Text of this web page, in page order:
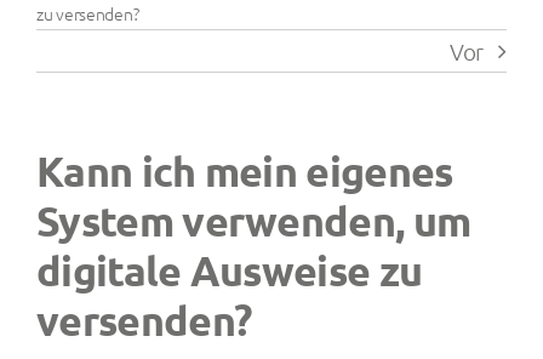
Kontakt
zu versenden?
Vor
Kann ich mein eigenes
System verwenden, um
digitale Ausweise zu
versenden?